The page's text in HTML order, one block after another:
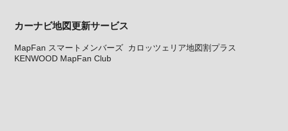
カーナビ地図更新サービス
MapFan スマートメンバーズ カロッツェリア地図割プラス
KENWOOD MapFan Club